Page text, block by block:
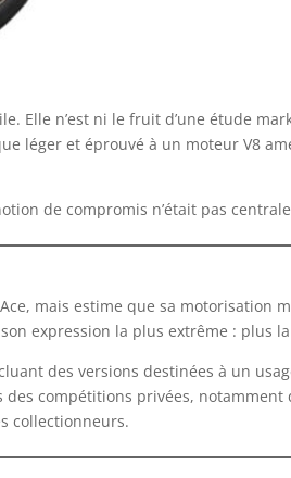
Elle n’est ni le fruit d’une étude
léger et éprouvé à un moteur V8
de compromis n’était pas
mais estime que sa motorisation
expression la plus extrême : plus
des versions destinées à un
compétitions privées, notamment
collectionneurs.